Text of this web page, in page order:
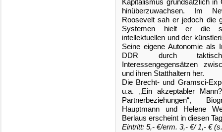
Kapitalismus grundsätzlich
hinüberzuwachsen. Im
Roosevelt sah er jedoch die
Systemen hielt er die
intellektuellen und der
Seine eigene Autonomie als
DDR durch
Interessengegensätzen
und ihren Statthaltern her.
Die Brecht- und Gramsci-
u.a. „Ein akzeptabler
Partnerbeziehungen“,
Hauptmann und Helene
Berlaus erscheint in diesen
Eintritt: 5,- €/erm. 3,- €/ 1,- €